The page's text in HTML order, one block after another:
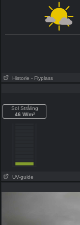
Historie - Flyplass
Sol Stråling
46 W/m²
UV-guide